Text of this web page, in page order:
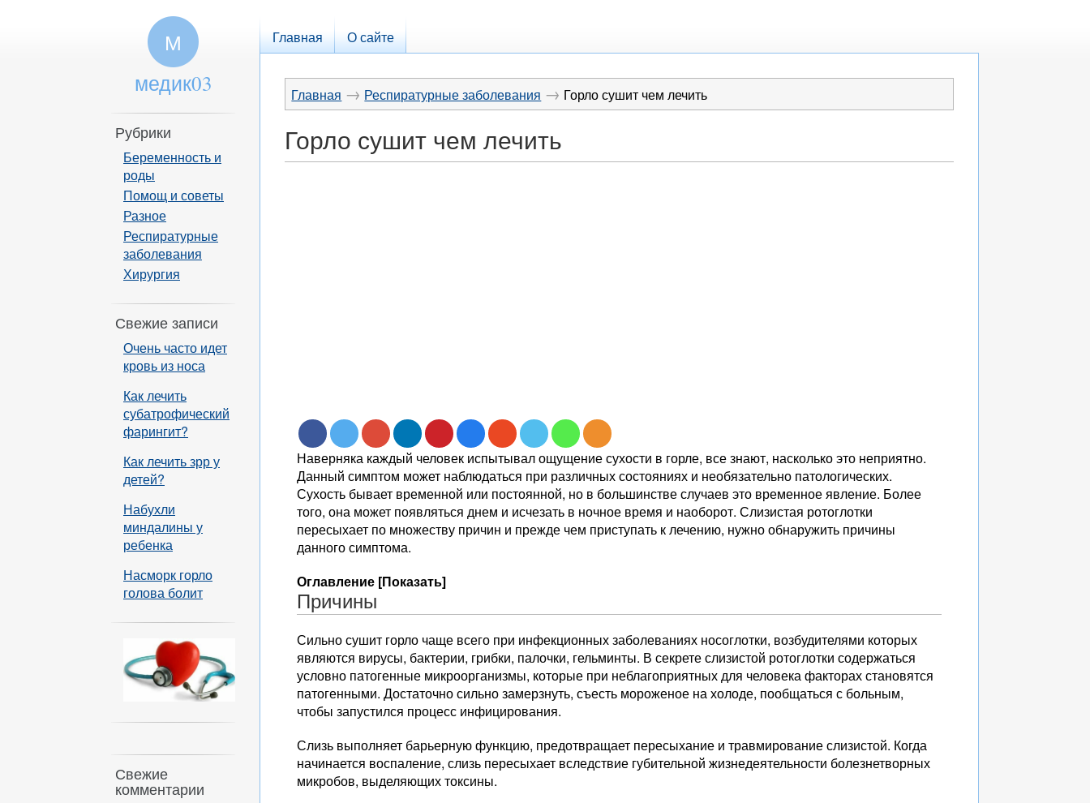
Главная О сайте
Главная → Респиратурные заболевания → Горло сушит чем лечить
Горло сушит чем лечить
Наверняка каждый человек испытывал ощущение сухости в горле, все знают, насколько это неприятно.
Данный симптом может наблюдаться при различных состояниях и необязательно патологических.
Сухость бывает временной или постоянной, но в большинстве случаев это временное явление. Более
того, она может появляться днем и исчезать в ночное время и наоборот. Слизистая ротоглотки
пересыхает по множеству причин и прежде чем приступать к лечению, нужно обнаружить причины
данного симптома.
Оглавление [Показать]
Причины
Сильно сушит горло чаще всего при инфекционных заболеваниях носоглотки, возбудителями которых
являются вирусы, бактерии, грибки, палочки, гельминты. В секрете слизистой ротоглотки содержаться
условно патогенные микроорганизмы, которые при неблагоприятных для человека факторах становятся
патогенными. Достаточно сильно замерзнуть, съесть мороженое на холоде, пообщаться с больным,
чтобы запустился процесс инфицирования.
Слизь выполняет барьерную функцию, предотвращает пересыхание и травмирование слизистой. Когда
начинается воспаление, слизь пересыхает вследствие губительной жизнедеятельности болезнетворных
микробов, выделяющих токсины.
М
медик03
Рубрики
Беременность и
роды
Помощ и советы
Разное
Респиратурные
заболевания
Хирургия
Свежие записи
Очень часто идет
кровь из носа
Как лечить
субатрофический
фарингит?
Как лечить зрр у
детей?
Набухли
миндалины у
ребенка
Насморк горло
голова болит
Свежие
комментарии